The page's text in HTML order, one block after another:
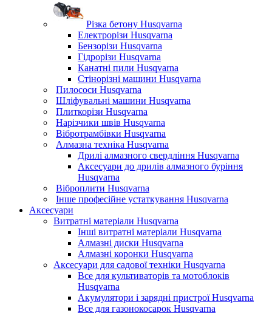
Різка бетону Husqvarna
Електрорізи Husqvarna
Бензорізи Husqvarna
Гідрорізи Husqvarna
Канатні пили Husqvarna
Стінорізні машини Husqvarna
Пилососи Husqvarna
Шліфувальні машини Husqvarna
Плиткорізи Husqvarna
Нарізчики швів Husqvarna
Вібротрамбівки Husqvarna
Алмазна техніка Husqvarna
Дрилі алмазного свердління Husqvarna
Аксесуари до дрилів алмазного буріння
Husqvarna
Віброплити Husqvarna
Інше професійне устаткування Husqvarna
Аксесуари
Витратні матеріали Husqvarna
Інші витратні матеріали Husqvarna
Алмазні диски Husqvarna
Алмазні коронки Husqvarna
Аксесуари для садової техніки Husqvarna
Все для культиваторів та мотоблоків
Husqvarna
Акумулятори і зарядні пристрої Husqvarna
Все для газонокосарок Husqvarna